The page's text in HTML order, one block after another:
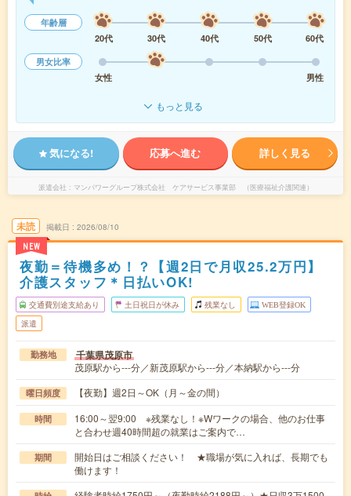
年齢層
20代
30代 40代 50代
60代
男女比率
女性
男性
もっと見る
気になる! 応募へ進む 詳しく見る
派遣会社 マンパワーグループ株式会社 ケアサービス事業部 （医療福祉介護関連）
未読
NEW
掲載日 2026/08/10
夜勤＝待機多め！？【週2日で月収25.2万円】
介護スタッフ＊日払いOK!
交通費別途支給あり 土日祝日が休み 残業なし WEB登録OK
派遣
勤務地 千葉県茂原市
茂原駅から---分／新茂原駅から---分／本納駅から---分
曜日頻度 【夜勤】週2日～OK（月～金の間）
時間
16:00～翌9:00 ※残業なし！※Wワークの場合、他のお仕事
と合わせ週40時間超の就業はご案内で…
期間
開始日はご相談ください！ ★職場が気に入れば、長期でも
働けます！